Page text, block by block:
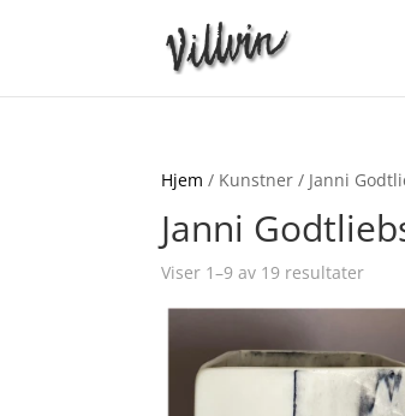
Hjem / Kunstner / Janni
Janni
Viser 1–9 av 19 resultater